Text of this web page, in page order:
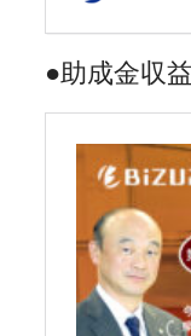
●助成金収